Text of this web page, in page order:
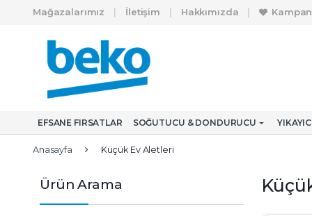
Skip to navigation
Skip to content
Mağazalarımız İletişim Hakkımızda
a
:
EFSANE FIRSATLAR SOĞUTUCU & DONDURUCU
Anasayfa Küçük Ev Aletleri
Ürün Arama